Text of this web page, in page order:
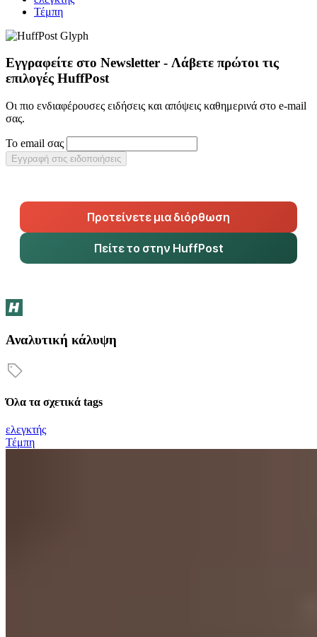
Τέμπη
Εγγραφείτε στο Newsletter - Λάβετε πρώτοι τις
επιλογές HuffPost
Οι πιο ενδιαφέρουσες ειδήσεις και απόψεις καθημερινά στο e-mail
σας.
Το email σας
Εγγραφή στις ειδοποιήσεις
Προτείνετε μια διόρθωση
Πείτε το στην HuffPost
Αναλυτική κάλυψη
Όλα τα σχετικά tags
ελεγκτής
Τέμπη